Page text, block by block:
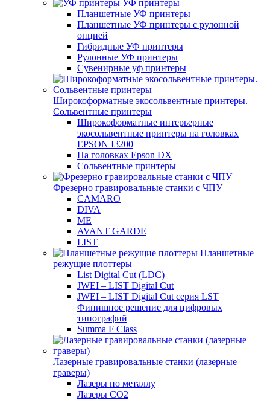
УФ принтеры
Планшетные УФ принтеры
Планшетные УФ принтеры с рулонной
опцией
Гибридные УФ принтеры
Рулонные УФ принтеры
Сувенирные уф принтеры
Широкоформатные экосольвентные принтеры.
Сольвентные принтеры
Широкоформатные интерьерные
экосольвентные принтеры на головках
EPSON I3200
На головках Epson DX
Сольвентные принтеры
Фрезерно гравировальные станки с ЧПУ
CAMARO
DIVA
ME
AVANT GARDE
LIST
Планшетные
режущие плоттеры
List Digital Cut (LDC)
JWEI – LIST Digital Cut
JWEI – LIST Digital Cut серия LST
Финишное решение для цифровых
типографий
Summa F Class
Лазерные гравировальные станки (лазерные
граверы)
Лазеры по металлу
Лазеры CO2